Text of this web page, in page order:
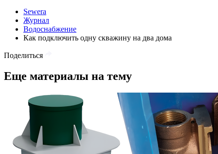
Sewera
Журнал
Водоснабжение
Как подключить одну скважину на два дома
Поделиться
Еще материалы на тему